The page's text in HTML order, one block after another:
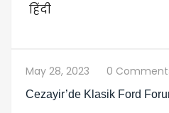
हिंदी
May 28, 2023 0
Cezayir’de Klasik Ford